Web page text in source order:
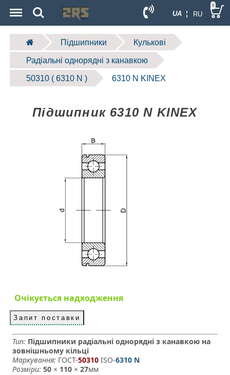
UA ¦ RU
Search 0
Підшипники Кулькові
Радіальні однорядні з канавкою
50310 ( 6310 N ) 6310 N KINEX
Підшипник 6310 N KINEX
Очікується надходження
Запит поставки
Тип: Підшипники радіальні однорядні з канавкою на
зовнішньому кільці
Маркування: ГОСТ-50310 ­ ISO-6310 N
Розміри: 50 × 110 ×27мм